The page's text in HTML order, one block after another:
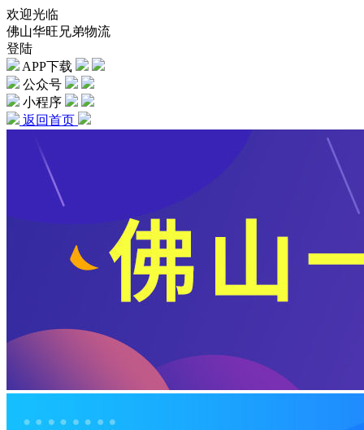
欢迎光临
佛山华旺兄弟物流
登陆
APP下载
公众号
小程序
返回首页